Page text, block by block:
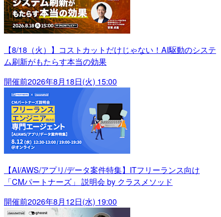
【8/18（火）】コストカットだけじゃない！AI駆動のシステ
ム刷新がもたらす本当の効果
開催前2026年8月18日(火) 15:00
【AI/AWS/アプリ/データ案件特集】ITフリーランス向け
「CMパートナーズ」 説明会 by クラスメソッド
開催前2026年8月12日(水) 19:00